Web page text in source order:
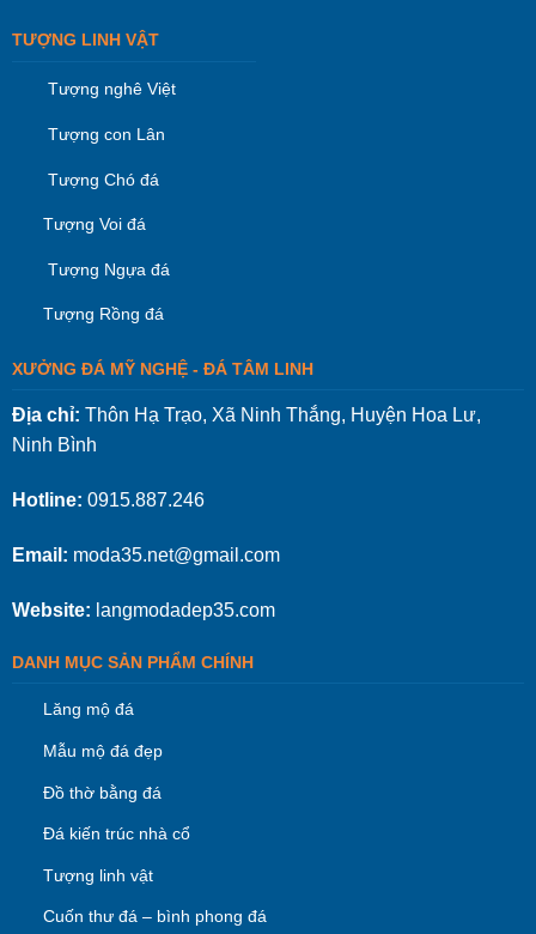
TƯỢNG LINH VẬT
Tượng nghê Việt
Tượng con Lân
Tượng Chó đá
Tượng Voi đá
Tượng Ngựa đá
Tượng Rồng đá
XƯỞNG ĐÁ MỸ NGHỆ - ĐÁ TÂM LINH
Địa chỉ: Thôn Hạ Trạo, Xã Ninh Thắng, Huyện Hoa Lư,
Ninh Bình
Hotline: 0915.887.246
Email: moda35.net@gmail.com
Website: langmodadep35.com
DANH MỤC SẢN PHẨM CHÍNH
Lăng mộ đá
Mẫu mộ đá đẹp
Đồ thờ bằng đá
Đá kiến trúc nhà cổ
Tượng linh vật
Cuốn thư đá – bình phong đá